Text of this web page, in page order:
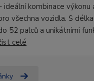
ideální kombinace výkonu
všechna vozidla. S
52 palců a unikátními
celé